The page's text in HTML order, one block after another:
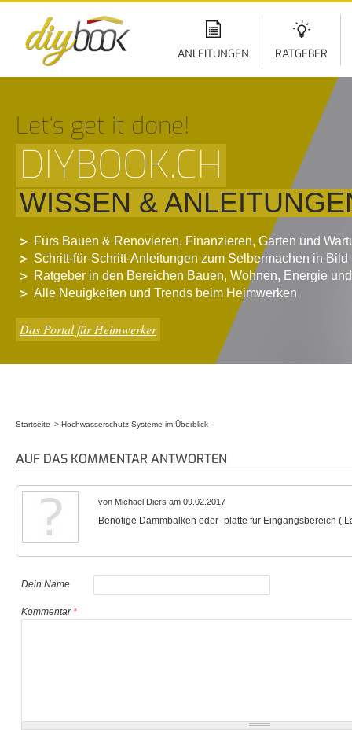
ANLEITUNGEN RATGEBER
Let‘s get it done!
DIYBOOK.CH
WISSEN &
Fürs Bauen & Renovieren, Finanzieren, Garten und
Schritt-für-Schritt-Anleitungen zum Selbermachen in Bild
Ratgeber in den Bereichen Bauen, Wohnen, Energie
Alle Neuigkeiten und Trends beim Heimwerken
Das Portal für Heimwerker
Startseite Hochwasserschutz-Systeme im Überblick
AUF DAS KOMMENTAR ANTWORTEN
von Michael Diers am 09.02.2017
Benötige Dämmbalken oder -platte für Eingangsbereich (
Dein Name
Kommentar*